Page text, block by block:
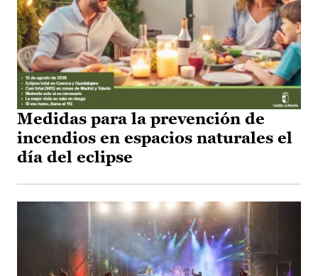
Medidas para la prevención de
incendios en espacios naturales el
día del eclipse